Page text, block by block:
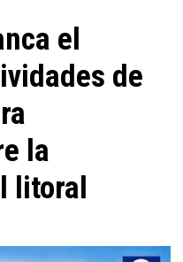
el
de
la
litoral